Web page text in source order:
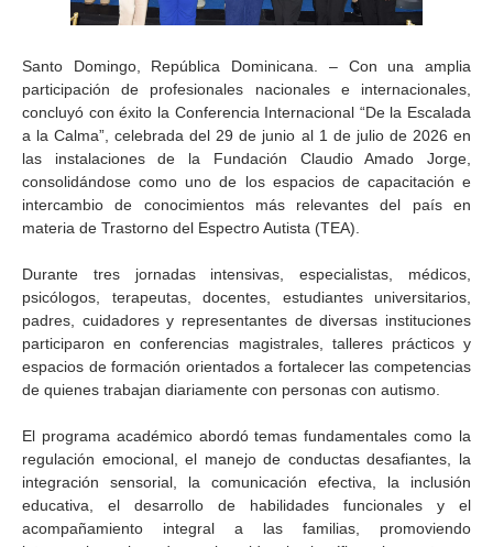
Santo Domingo, República Dominicana. – Con una amplia
participación de profesionales nacionales e internacionales,
concluyó con éxito la Conferencia Internacional “De la Escalada
a la Calma”, celebrada del 29 de junio al 1 de julio de 2026 en
las instalaciones de la Fundación Claudio Amado Jorge,
consolidándose como uno de los espacios de capacitación e
intercambio de conocimientos más relevantes del país en
materia de Trastorno del Espectro Autista (TEA).
Durante tres jornadas intensivas, especialistas, médicos,
psicólogos, terapeutas, docentes, estudiantes universitarios,
padres, cuidadores y representantes de diversas instituciones
participaron en conferencias magistrales, talleres prácticos y
espacios de formación orientados a fortalecer las competencias
de quienes trabajan diariamente con personas con autismo.
El programa académico abordó temas fundamentales como la
regulación emocional, el manejo de conductas desafiantes, la
integración sensorial, la comunicación efectiva, la inclusión
educativa, el desarrollo de habilidades funcionales y el
acompañamiento integral a las familias, promoviendo